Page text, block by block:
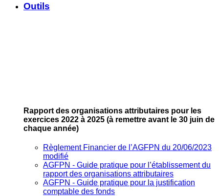
Outils
Rapport des organisations attributaires pour les
exercices 2022 à 2025 (à remettre avant le 30 juin de
chaque année)
Règlement Financier de l’AGFPN du 20/06/2023
modifié
AGFPN ‐ Guide pratique pour l’établissement du
rapport des organisations attributaires
AGFPN ‐ Guide pratique pour la justification
comptable des fonds